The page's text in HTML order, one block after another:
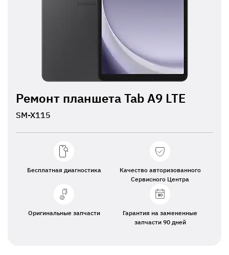
Ремонт планшета Tab A9 LTE
SM-X115
Бесплатная диагностика
Качество авторизованного
Сервисного Центра
Оригинальные запчасти
Гарантия на замененные
запчасти 90 дней